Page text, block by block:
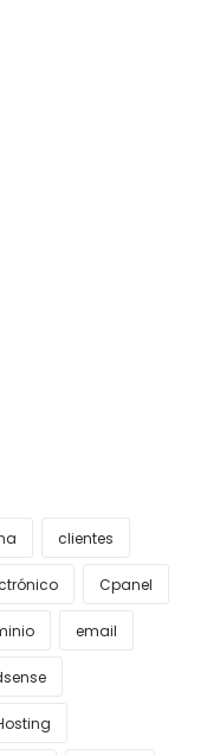
clientes
Cpanel
email